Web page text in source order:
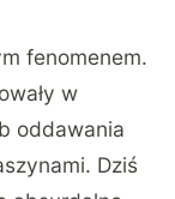
fenomenem.
w
oddawania
Dziś